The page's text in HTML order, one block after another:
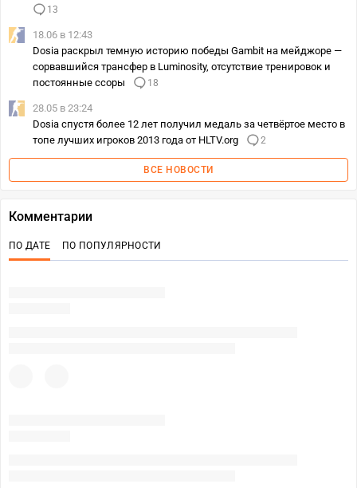
13
18.06 в 12:43
Dosia раскрыл темную историю победы Gambit на мейджоре —
сорвавшийся трансфер в Luminosity, отсутствие тренировок и
постоянные ссоры
18
28.05 в 23:24
Dosia спустя более 12 лет получил медаль за четвёртое место в
топе лучших игроков 2013 года от HLTV.org
2
ВСЕ НОВОСТИ
Комментарии
ПО ДАТЕ ПО ПОПУЛЯРНОСТИ